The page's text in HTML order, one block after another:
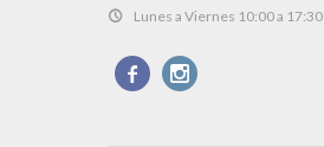
Lunes a Viernes 10:00 a 17:30
 